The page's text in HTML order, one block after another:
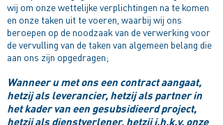
wij om onze wettelijke verplichtingen na te komen
en onze taken uit te voeren, waarbij wij ons
beroepen op de noodzaak van de verwerking voor
de vervulling van de taken van algemeen belang die
aan ons zijn opgedragen;
Wanneer u met ons een contract aangaat,
hetzij als leverancier, hetzij als partner in
het kader van een gesubsidieerd project,
hetzij als dienstverlener, hetzij i.h.k.v. onze